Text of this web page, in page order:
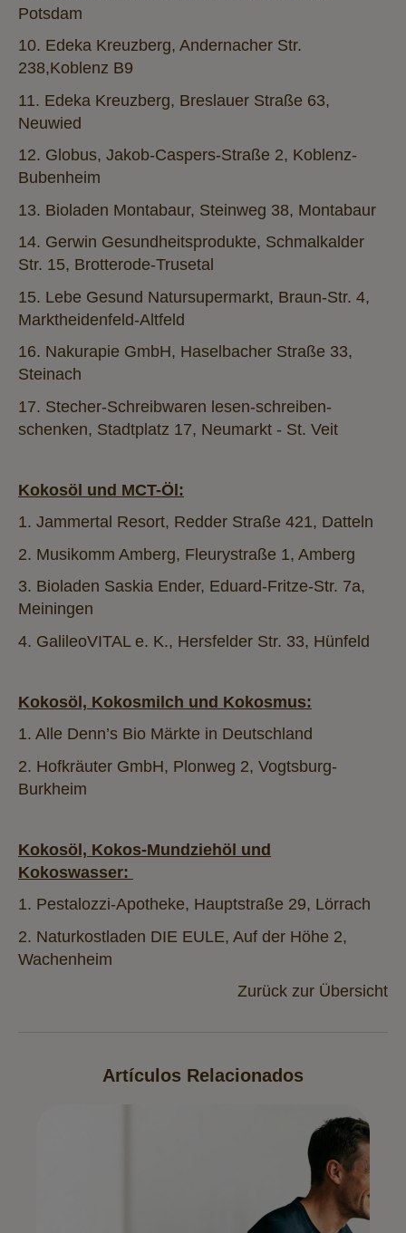
Potsdam
10. Edeka Kreuzberg, Andernacher Str.
238,Koblenz B9
11. Edeka Kreuzberg, Breslauer Straße 63,
Neuwied
12. Globus, Jakob-Caspers-Straße 2, Koblenz-
Bubenheim
13. Bioladen Montabaur, Steinweg 38, Montabaur
14. Gerwin Gesundheitsprodukte, Schmalkalder
Str. 15, Brotterode-Trusetal
15. Lebe Gesund Natursupermarkt, Braun-Str. 4,
Marktheidenfeld-Altfeld
16. Nakurapie GmbH, Haselbacher Straße 33,
Steinach
17. Stecher-Schreibwaren lesen-schreiben-
schenken, Stadtplatz 17, Neumarkt - St. Veit
Kokosöl und MCT-Öl:
1. Jammertal Resort, Redder Straße 421, Datteln
2. Musikomm Amberg, Fleurystraße 1, Amberg
3. Bioladen Saskia Ender, Eduard-Fritze-Str. 7a,
Meiningen
4. GalileoVITAL e. K., Hersfelder Str. 33, Hünfeld
Kokosöl, Kokosmilch und Kokosmus:
1. Alle Denn’s Bio Märkte in Deutschland
2. Hofkräuter GmbH, Plonweg 2, Vogtsburg-
Burkheim
Kokosöl, Kokos-Mundziehöl und
Kokoswasser:
1. Pestalozzi-Apotheke, Hauptstraße 29, Lörrach
2. Naturkostladen DIE EULE, Auf der Höhe 2,
Wachenheim
Zurück zur Übersicht
Artículos Relacionados